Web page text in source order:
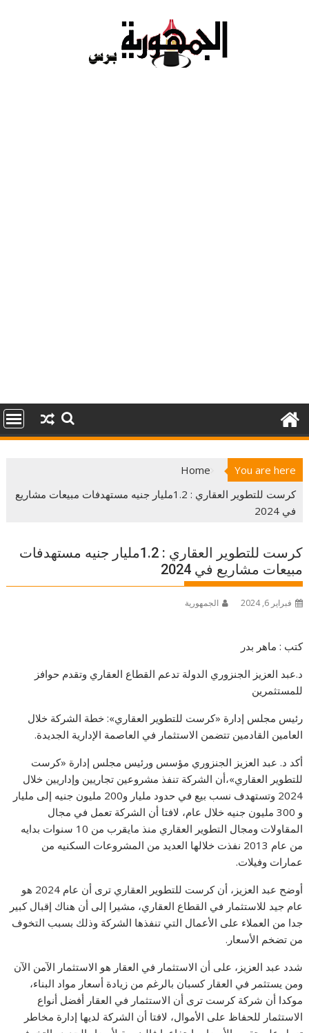
You are here
Home
كرست للتطوير العقاري : 1.2مليار جنيه مستهدفات مبيعات مشاريع
في 2024
كرست للتطوير العقاري : 1.2مليار جنيه مستهدفات
مبيعات مشاريع في 2024
فبراير 6, 2024 الجمهورية
كتب : ماهر بدر
د.عبد العزيز الجنزوري الدولة تدعم القطاع العقاري وتقدم حوافز
للمستثمرين
رئيس مجلس إدارة «كرست للتطوير العقاري»: خطة الشركة خلال
العامين القادمين تتضمن الاستثمار في العاصمة الإدارية الجديدة.
أكد د. عبد العزيز الجنزوري مؤسس ورئيس مجلس إدارة «كرست
للتطوير العقاري»،أن الشركة تنفذ مشروعين تجاريين وإداريين خلال
2024 وتستهدف نسب بيع في حدود مليار و200 مليون جنيه إلى مليار
و 300 مليون جنيه خلال عام، لافتا أن الشركة تعمل في مجال
المقاولات ومجال التطوير العقاري منذ مايقرب من 10 سنوات بدايه
من عام 2013 نفذت خلالها العديد من المشروعات السكنيه من
عمارات وفيلات.
أوضح عبد العزيز، أن كرست للتطوير العقاري ترى أن عام 2024 هو
عام جيد للاستثمار في القطاع العقاري، مشيرا إلى أن هناك إقبال كبير
جدا من العملاء على الأعمال التي تنفذها الشركة وذلك بسبب التخوف
من تضخم الأسعار.
شدد عبد العزيز، على أن الاستثمار في العقار هو الاستثمار الآمن الآن
ومن يستثمر في العقار كسبان بالرغم من زيادة أسعار مواد البناء،
موكدا أن شركة كرست ترى أن الاستثمار في العقار أفضل أنواع
الاستثمار للحفاظ على الأموال، لافتا أن الشركة لديها إدارة مخاطر